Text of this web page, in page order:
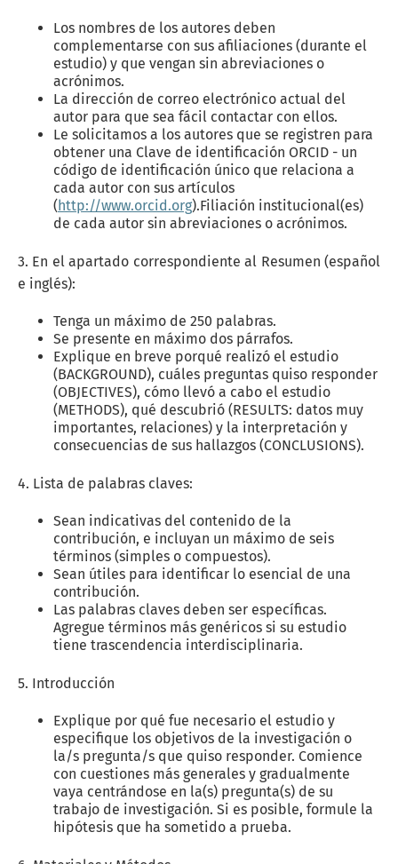
Los nombres de los autores deben
complementarse con sus afiliaciones (durante el
estudio) y que vengan sin abreviaciones o
acrónimos.
La dirección de correo electrónico actual del
autor para que sea fácil contactar con ellos.
Le solicitamos a los autores que se registren para
obtener una Clave de identificación ORCID - un
código de identificación único que relaciona a
cada autor con sus artículos
(http://www.orcid.org).Filiación institucional(es)
de cada autor sin abreviaciones o acrónimos.
3. En el apartado correspondiente al Resumen (español
e inglés):
Tenga un máximo de 250 palabras.
Se presente en máximo dos párrafos.
Explique en breve porqué realizó el estudio
(BACKGROUND), cuáles preguntas quiso responder
(OBJECTIVES), cómo llevó a cabo el estudio
(METHODS), qué descubrió (RESULTS: datos muy
importantes, relaciones) y la interpretación y
consecuencias de sus hallazgos (CONCLUSIONS).
4. Lista de palabras claves:
Sean indicativas del contenido de la
contribución, e incluyan un máximo de seis
términos (simples o compuestos).
Sean útiles para identificar lo esencial de una
contribución.
Las palabras claves deben ser específicas.
Agregue términos más genéricos si su estudio
tiene trascendencia interdisciplinaria.
5. Introducción
Explique por qué fue necesario el estudio y
especifique los objetivos de la investigación o
la/s pregunta/s que quiso responder. Comience
con cuestiones más generales y gradualmente
vaya centrándose en la(s) pregunta(s) de su
trabajo de investigación. Si es posible, formule la
hipótesis que ha sometido a prueba.